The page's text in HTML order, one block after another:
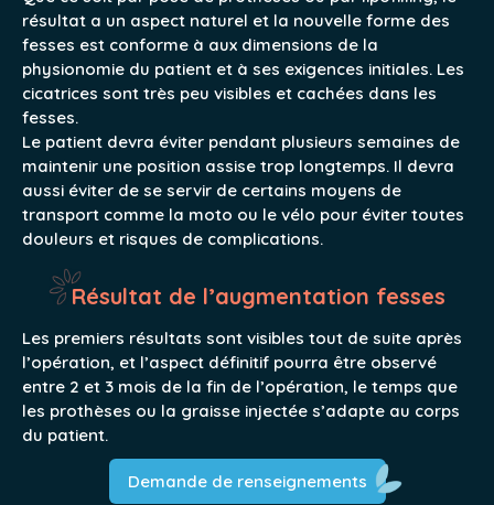
résultat a un aspect naturel et la nouvelle forme des
fesses est conforme à aux dimensions de la
physionomie du patient et à ses exigences initiales. Les
cicatrices sont très peu visibles et cachées dans les
fesses.
Le patient devra éviter pendant plusieurs semaines de
maintenir une position assise trop longtemps. Il devra
aussi éviter de se servir de certains moyens de
transport comme la moto ou le vélo pour éviter toutes
douleurs et risques de complications.
Résultat de l’augmentation fesses
Les premiers résultats sont visibles tout de suite après
l’opération, et l’aspect définitif pourra être observé
entre 2 et 3 mois de la fin de l’opération, le temps que
les prothèses ou la graisse injectée s’adapte au corps
du patient.
Demande de renseignements